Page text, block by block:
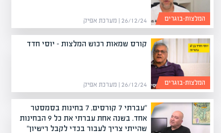
26/12/24 | מערכת אפיק המלצות-בוגרים
קורס שמאות רכוש המלצות – יוסי חדד
26/12/24 | מערכת אפיק המלצות-בוגרים
"עברתי 7 קורסים, 7 בחינות בסמסטר
אחד. בשנה אחת עברתי את כל 9 הבחינות
שהייתי צריך לעבור בכדי לקבל רישיון"